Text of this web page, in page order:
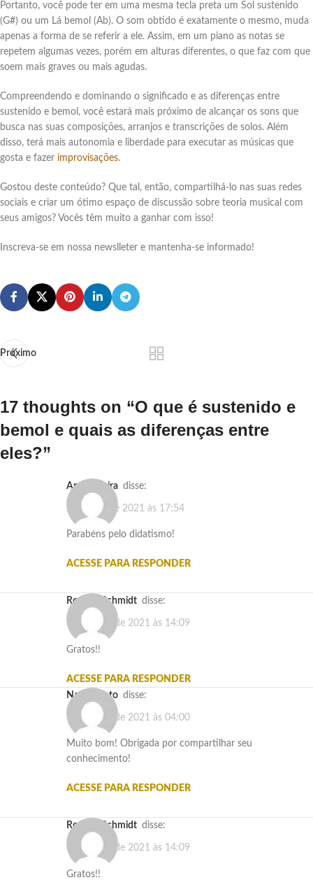
Portanto, você pode ter em uma mesma tecla preta um Sol sustenido
(G#) ou um Lá bemol (Ab). O som obtido é exatamente o mesmo, muda
apenas a forma de se referir a ele. Assim, em um piano as notas se
repetem algumas vezes, porém em alturas diferentes, o que faz com que
soem mais graves ou mais agudas.
Compreendendo e dominando o significado e as diferenças entre
sustenido e bemol, você estará mais próximo de alcançar os sons que
busca nas suas composições, arranjos e transcrições de solos. Além
disso, terá mais autonomia e liberdade para executar as músicas que
gosta e fazer improvisações.
Gostou deste conteúdo? Que tal, então, compartilhá-lo nas suas redes
sociais e criar um ótimo espaço de discussão sobre teoria musical com
seus amigos? Vocês têm muito a ganhar com isso!
Inscreva-se em nossa newslleter e mantenha-se informado!
Próximo
17 thoughts on “O que é sustenido e
bemol e quais as diferenças entre
eles?”
Ana Ferreira disse:
3 de abril de 2021 às 17:54
Parabéns pelo didatismo!
ACESSE PARA RESPONDER
Rogério Schmidt disse:
19 de abril de 2021 às 14:09
Gratos!!
ACESSE PARA RESPONDER
Nascimento disse:
18 de abril de 2021 às 04:00
Muito bom! Obrigada por compartilhar seu
conhecimento!
ACESSE PARA RESPONDER
Rogério Schmidt disse:
19 de abril de 2021 às 14:09
Gratos!!